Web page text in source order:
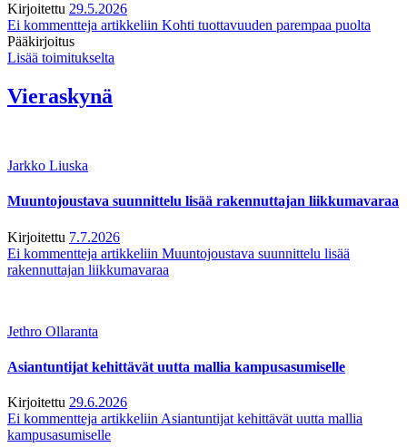
Kirjoitettu 29.5.2026
Ei kommentteja artikkeliin Kohti tuottavuuden parempaa puolta
Pääkirjoitus
Lisää toimitukselta
Vieraskynä
Jarkko Liuska
Muuntojoustava suunnittelu lisää rakennuttajan liikkumavaraa
Kirjoitettu 7.7.2026
Ei kommentteja artikkeliin Muuntojoustava suunnittelu lisää
rakennuttajan liikkumavaraa
Jethro Ollaranta
Asiantuntijat kehittävät uutta mallia kampusasumiselle
Kirjoitettu 29.6.2026
Ei kommentteja artikkeliin Asiantuntijat kehittävät uutta mallia
kampusasumiselle